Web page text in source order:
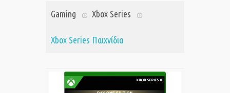
Gaming Xbox Series
Xbox Series Παιχνίδια